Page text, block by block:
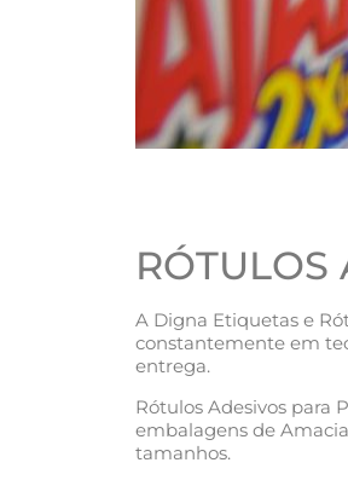
RÓTULOS
A Digna Etiquetas e
constantemente em
entrega.
Rótulos Adesivos para
embalagens de
tamanhos.